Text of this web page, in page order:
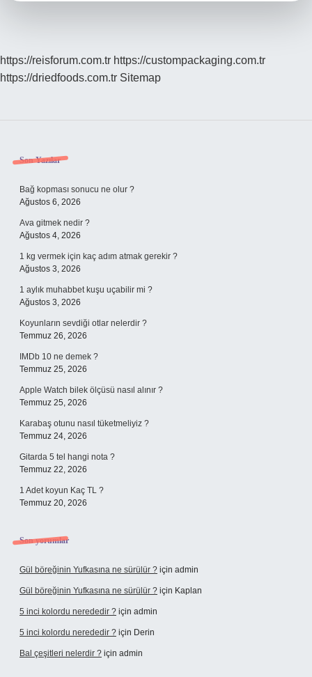
https://reisforum.com.tr https://custompackaging.com.tr
https://driedfoods.com.tr Sitemap
Sidebar
Son Yazılar
Bağ kopması sonucu ne olur ?
Ağustos 6, 2026
Ava gitmek nedir ?
Ağustos 4, 2026
1 kg vermek için kaç adım atmak gerekir ?
Ağustos 3, 2026
1 aylık muhabbet kuşu uçabilir mi ?
Ağustos 3, 2026
Koyunların sevdiği otlar nelerdir ?
Temmuz 26, 2026
IMDb 10 ne demek ?
Temmuz 25, 2026
Apple Watch bilek ölçüsü nasıl alınır ?
Temmuz 25, 2026
Karabaş otunu nasıl tüketmeliyiz ?
Temmuz 24, 2026
Gitarda 5 tel hangi nota ?
Temmuz 22, 2026
1 Adet koyun Kaç TL ?
Temmuz 20, 2026
Son yorumlar
Gül böreğinin Yufkasına ne sürülür ? için admin
Gül böreğinin Yufkasına ne sürülür ? için Kaplan
5 inci kolordu nerededir ? için admin
5 inci kolordu nerededir ? için Derin
Bal çeşitleri nelerdir ? için admin